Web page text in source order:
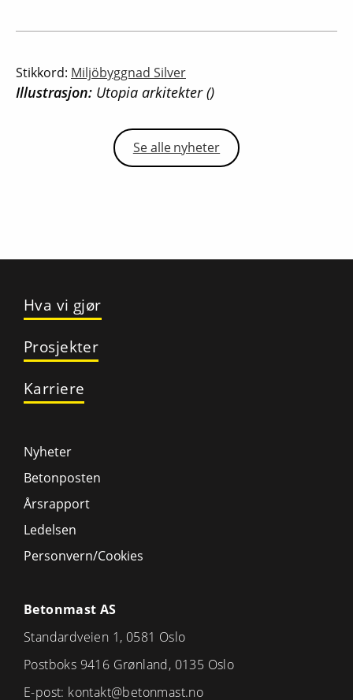
Stikkord: Miljöbyggnad Silver
Illustrasjon: Utopia arkitekter ()
Se alle nyheter
Hva vi gjør
Prosjekter
Karriere
Nyheter
Betonposten
Årsrapport
Ledelsen
Personvern/Cookies
Betonmast AS
Standardveien 1, 0581 Oslo
Postboks 9416 Grønland, 0135 Oslo
E-post: kontakt@betonmast.no